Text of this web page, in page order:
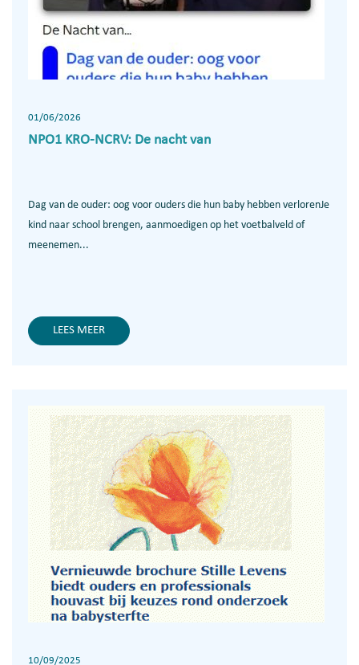
01/06/2026
NPO1 KRO-NCRV: De nacht van
Dag van de ouder: oog voor ouders die hun baby hebben verlorenJe
kind naar school brengen, aanmoedigen op het voetbalveld of
meenemen...
LEES MEER
10/09/2025